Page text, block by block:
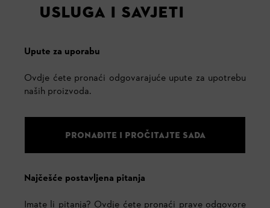
USLUGA I SAVJETI
Upute za uporabu
Ovdje ćete pronaći odgovarajuće upute za upotrebu
naših proizvoda.
PRONAĐITE I PROČITAJTE SADA
Najčešće postavljena pitanja
Imate li pitanja? Ovdje ćete pronaći prave odgovore